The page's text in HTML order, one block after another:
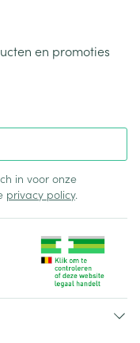
en promoties
in voor onze
privacy policy.